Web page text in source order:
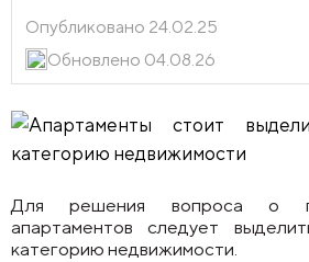
Опубликовано 24.02.25
Обновлено 04.08.26
Для решения вопроса о
апартаментов следует
категорию недвижимости.